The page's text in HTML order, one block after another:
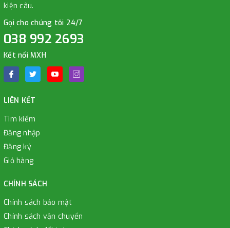
kiện câu.
Gọi cho chúng tôi 24/7
038 992 2693
Kết nối MXH
LIÊN KẾT
Tìm kiếm
Đăng nhập
Đăng ký
Giỏ hàng
CHÍNH SÁCH
Chính sách bảo mật
Chính sách vận chuyển